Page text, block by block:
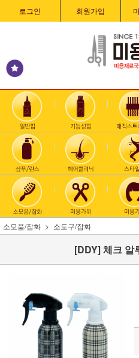
로그인 회원가입
소모품/잡화 소도구/잡화
[DDY] 체크 알